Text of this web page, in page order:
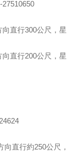
直行300公尺，星
直行200公尺，星
直行約250公尺，